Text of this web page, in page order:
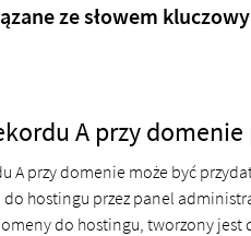
ze słowem
A przy domenie
A przy domenie może być
do hostingu przez panel
do hostingu, tworzony jest